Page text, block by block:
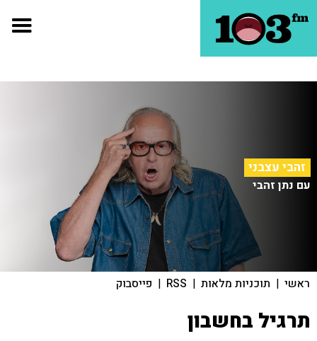
זהבי עצבני
עם נתן זהבי
ראשי | תוכניות מלאות |
RSS
| פייסבוק
תרגיל בחשבון